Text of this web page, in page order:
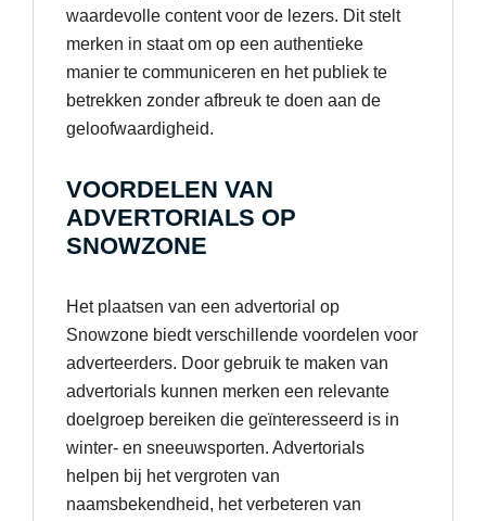
waardevolle content voor de lezers. Dit stelt
merken in staat om op een authentieke
manier te communiceren en het publiek te
betrekken zonder afbreuk te doen aan de
geloofwaardigheid.
VOORDELEN VAN
ADVERTORIALS OP
SNOWZONE
Het plaatsen van een advertorial op
Snowzone biedt verschillende voordelen voor
adverteerders. Door gebruik te maken van
advertorials kunnen merken een relevante
doelgroep bereiken die geïnteresseerd is in
winter- en sneeuwsporten. Advertorials
helpen bij het vergroten van
naamsbekendheid, het verbeteren van